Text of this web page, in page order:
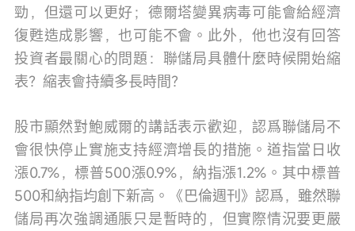
勁，但還可以更好；德爾塔變異病毒可能會給經濟
復甦造成影響，也可能不會。此外，他也沒有回答
投資者最關心的問題：聯儲局具體什麼時候開始縮
表？縮表會持續多長時間？
股市顯然對鮑威爾的講話表示歡迎，認爲聯儲局不
會很快停止實施支持經濟增長的措施。道指當日收
漲0.7%，標普500漲0.9%，納指漲1.2%。其中標普
500和納指均創下新高。《巴倫週刊》認爲，雖然聯
儲局再次強調通脹只是暫時的，但實際情況要更嚴